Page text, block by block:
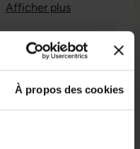
À propos des cookies
Microphone - Entrée
Typ-C, 1x audio /
microphone -
PS/2, 2x DisplayPort,
5x USB 3.0 type A,
Afficher plus
Non
Intel® UHD Graphics
630
Reconditionné